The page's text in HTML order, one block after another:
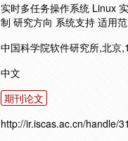
实时多任务操作系统 Linux
制 研究方向 系统支持 适用
中国科学院软件研究所,北京
中文
期刊论文
http://ir.iscas.ac.cn/handle/